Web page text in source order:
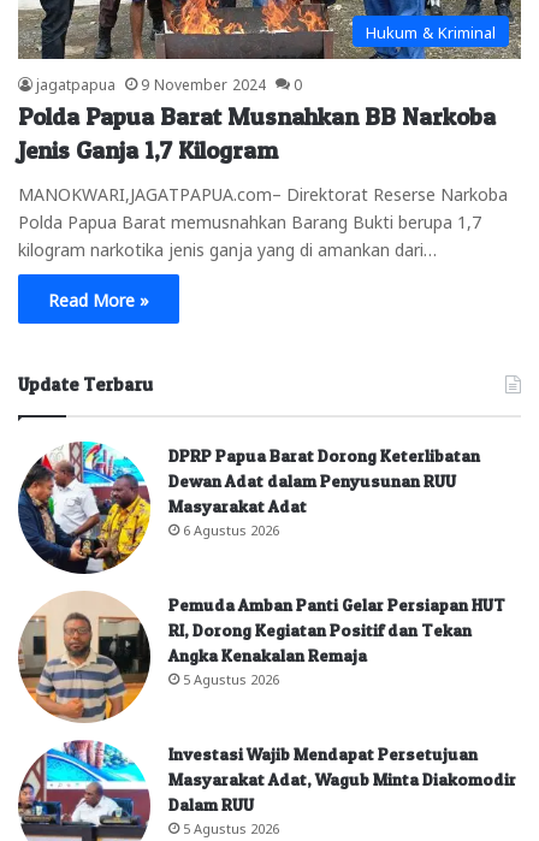
Hukum & Kriminal
jagatpapua 9 November 2024 0
Polda Papua Barat Musnahkan BB Narkoba
Jenis Ganja 1,7 Kilogram
MANOKWARI,JAGATPAPUA.com– Direktorat Reserse Narkoba
Polda Papua Barat memusnahkan Barang Bukti berupa 1,7
kilogram narkotika jenis ganja yang di amankan dari…
Read More »
Update Terbaru
DPRP Papua Barat Dorong Keterlibatan
Dewan Adat dalam Penyusunan RUU
Masyarakat Adat
6 Agustus 2026
Pemuda Amban Panti Gelar Persiapan HUT
RI, Dorong Kegiatan Positif dan Tekan
Angka Kenakalan Remaja
5 Agustus 2026
Investasi Wajib Mendapat Persetujuan
Masyarakat Adat, Wagub Minta Diakomodir
Dalam RUU
5 Agustus 2026